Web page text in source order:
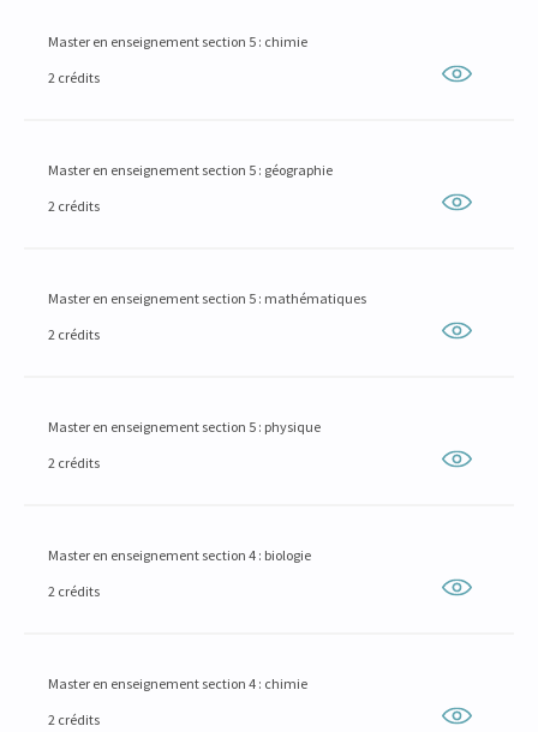
Master en enseignement section 5 : chimie
2 crédits
Master en enseignement section 5 : géographie
2 crédits
Master en enseignement section 5 : mathématiques
2 crédits
Master en enseignement section 5 : physique
2 crédits
Master en enseignement section 4 : biologie
2 crédits
Master en enseignement section 4 : chimie
2 crédits